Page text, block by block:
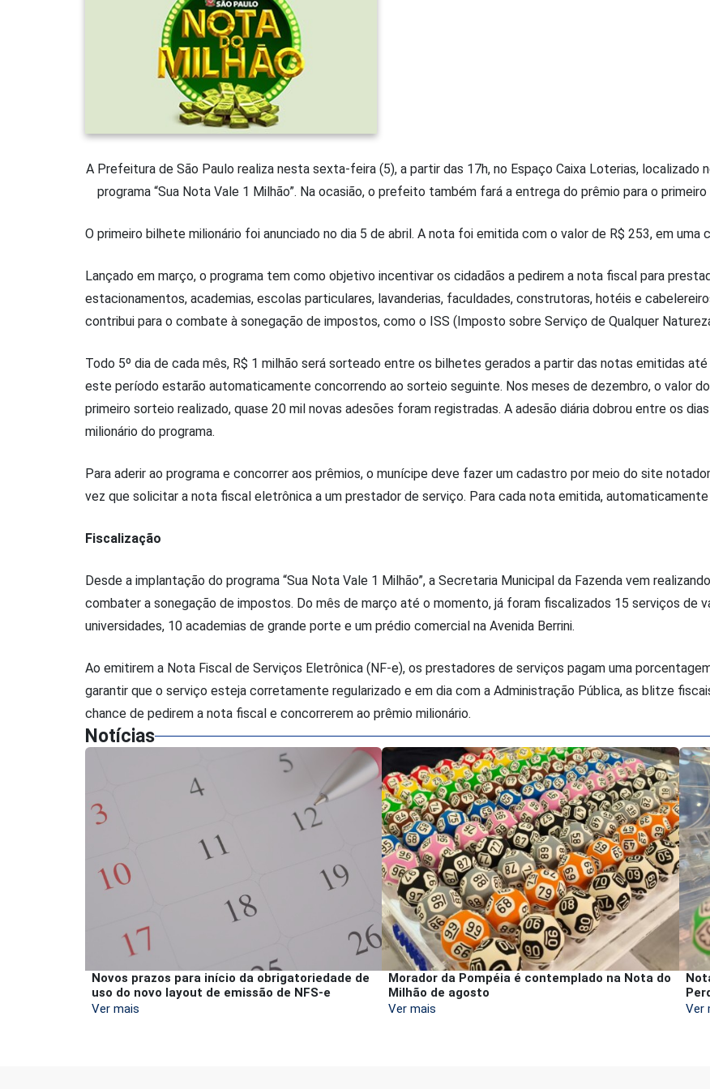
A Prefeitura de São Paulo realiza nesta sexta-feira (5), a partir das 17h, no Espaço Caixa Loterias, localizado
programa “Sua Nota Vale 1 Milhão”. Na ocasião, o prefeito também fará a entrega do prêmio para o
O primeiro bilhete milionário foi anunciado no dia 5 de abril. A nota foi emitida com o valor de R$ 253, em
Lançado em março, o programa tem como objetivo incentivar os cidadãos a pedirem a nota fiscal para
estacionamentos, academias, escolas particulares, lavanderias, faculdades, construtoras, hotéis e
contribui para o combate à sonegação de impostos, como o ISS (Imposto sobre Serviço de Qualquer
Todo 5º dia de cada mês, R$ 1 milhão será sorteado entre os bilhetes gerados a partir das notas emitidas
este período estarão automaticamente concorrendo ao sorteio seguinte. Nos meses de dezembro, o valor
primeiro sorteio realizado, quase 20 mil novas adesões foram registradas. A adesão diária dobrou entre os
milionário do programa.
Para aderir ao programa e concorrer aos prêmios, o munícipe deve fazer um cadastro por meio do site
vez que solicitar a nota fiscal eletrônica a um prestador de serviço. Para cada nota emitida,
Fiscalização
Desde a implantação do programa “Sua Nota Vale 1 Milhão”, a Secretaria Municipal da Fazenda vem
combater a sonegação de impostos. Do mês de março até o momento, já foram fiscalizados 15 serviços de
universidades, 10 academias de grande porte e um prédio comercial na Avenida Berrini.
Ao emitirem a Nota Fiscal de Serviços Eletrônica (NF-e), os prestadores de serviços pagam uma
garantir que o serviço esteja corretamente regularizado e em dia com a Administração Pública, as blitze
chance de pedirem a nota fiscal e concorrerem ao prêmio milionário.
Notícias
Novos prazos para início da obrigatoriedade de
uso do novo layout de emissão de NFS-e
Ver mais
Morador da Pompéia é contemplado na Nota do
Milhão de agosto
Ver mais
Ver